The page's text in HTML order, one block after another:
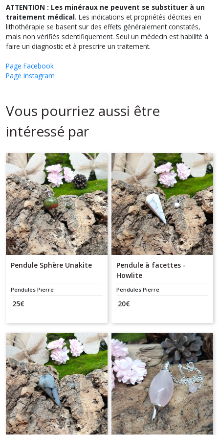
ATTENTION : Les minéraux ne peuvent se substituer à un
traitement médical. Les indications et propriétés décrites en
lithothérapie se basent sur des effets généralement constatés,
mais non vérifiés scientifiquement. Seul un médecin est habilité à
faire un diagnostic et à prescrire un traitement.
Page Facebook
Page Instagram
Vous pourriez aussi être
intéressé par
Pendule Sphère Unakite
Pendules Pierre
25€
Pendule à facettes -
Howlite
Pendules Pierre
20€